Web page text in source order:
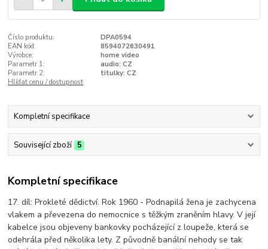
Číslo produktu:
DPA0594
EAN kód:
8594072630491
Výrobce:
home video
Parametr 1:
audio: CZ
Parametr 2:
titulky: CZ
Hlídat cenu / dostupnost
Kompletní specifikace
Související zboží 5
Kompletní specifikace
17. díl: Prokleté dědictví. Rok 1960 - Podnapilá žena je zachycena
vlakem a převezena do nemocnice s těžkým zraněním hlavy. V její
kabelce jsou objeveny bankovky pocházející z loupeže, která se
odehrála před několika lety. Z původně banální nehody se tak